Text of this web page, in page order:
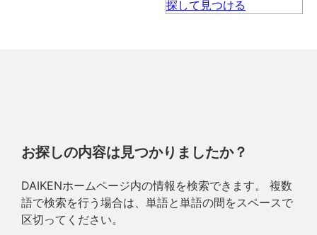
お探しの内容は見つかりましたか？
DAIKENホームページ内の情報を検索できます。 複数
語で検索を行う場合は、単語と単語の間をスペースで
区切ってください。